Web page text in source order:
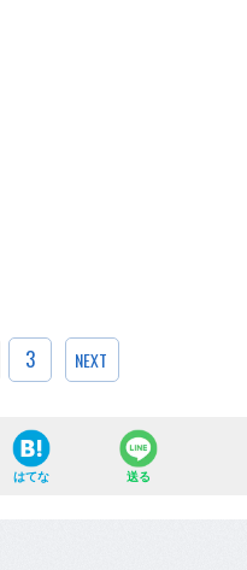
3 NEXT
はてな 送る